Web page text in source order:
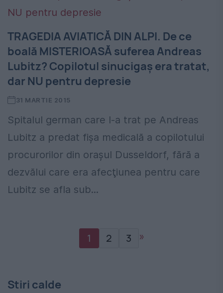
TRAGEDIA AVIATICĂ DIN ALPI. De ce
boală MISTERIOASĂ suferea Andreas
Lubitz? Copilotul sinucigaş era tratat,
dar NU pentru depresie
31 MARTIE 2015
Spitalul german care l-a trat pe Andreas
Lubitz a predat fişa medicală a copilotului
procurorilor din oraşul Dusseldorf, fără a
dezvălui care era afecţiunea pentru care
Lubitz se afla sub...
1 2 3 »
Stiri calde